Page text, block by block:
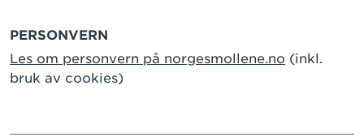
PERSONVERN
Les om personvern på norgesmollene.no (inkl.
bruk av cookies)